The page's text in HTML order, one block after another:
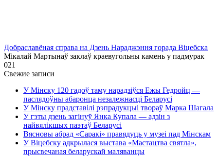
Добраславёная справа на Дзень Нараджэння горада Віцебска
Мікалай Мартынаў заклаў краевугольны камень у падмурак
021
Свежие записи
У Мінску 120 гадоў таму нарадзіўся Ежы Гедройц —
паслядоўны абаронца незалежнасці Беларусі
У Мінску прадставілі рэпрадукцыі твораў Марка Шагала
У гэты дзень загінуў Янка Купала — адзін з
найвялікшых паэтаў Беларусі
Вясновы абрад «Саракі» правядуць у музеі пад Мінскам
У Віцебску адкрылася выстава «Мастацтва святла»,
прысвечаная беларускай маляванцы